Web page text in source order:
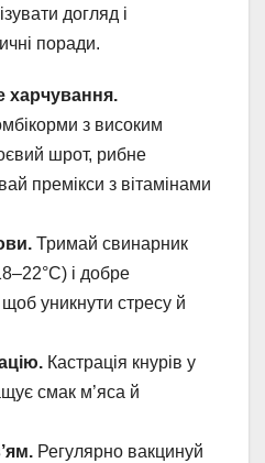
догляд і
поради.
харчування.
з високим
шрот, рибне
премікси з вітамінами
Тримай свинарник
і добре
уникнути стресу й
Кастрація кнурів у
смак м’яса й
Регулярно вакцинуй